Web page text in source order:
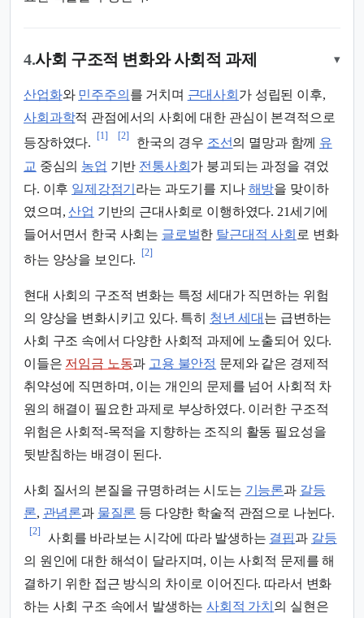
4.사회 구조적 변화와 사회적 과제 ▾
산업화와 민주주의 를 거치며 근대사회 가 성립된 이후,
사회과학적 관점에서의 사회에 대한 관심이 본격적으로
등장하였다.
[1] [2]
한국의 경우 조선의 멸망과 함께 유
교 중심의 농업 기반 전통사회 가 붕괴되는 과정을 겪었
다. 이후 일제강점기 라는 과도기를 지나 해방을 맞이하
였으며,산업 기반의 근대사회로 이행하였다. 21세기에
들어서면서 한국 사회는 글로벌한 탈근대적 사회 로 변화
하는 양상을 보인다.
[2]
현대 사회의 구조적 변화는 특정 세대가 직면하는 위험
의 양상을 변화시키고 있다. 특히 청년 세대 는 급변하는
사회 구조 속에서 다양한 사회적 과제에 노출되어 있다.
이들은 저임금 노동과 고용 불안정 문제와 같은 경제적
취약성에 직면하며, 이는 개인의 문제를 넘어 사회적 차
원의 해결이 필요한 과제로 부상하였다. 이러한 구조적
위험은 사회적-목적을 지향하는 조직의 활동 필요성을
뒷받침하는 배경이 된다.
사회 질서의 본질을 규명하려는 시도는 기능론과 갈등
론, 관념론과 물질론 등 다양한 학술적 관점으로 나뉜다.
[2]
사회를 바라보는 시각에 따라 발생하는 결핍과 갈등
의 원인에 대한 해석이 달라지며, 이는 사회적 문제를 해
결하기 위한 접근 방식의 차이로 이어진다. 따라서 변화
하는 사회 구조 속에서 발생하는사회적 가치 의 실현은